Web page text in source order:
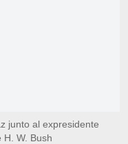
junto al expresidente
W. Bush